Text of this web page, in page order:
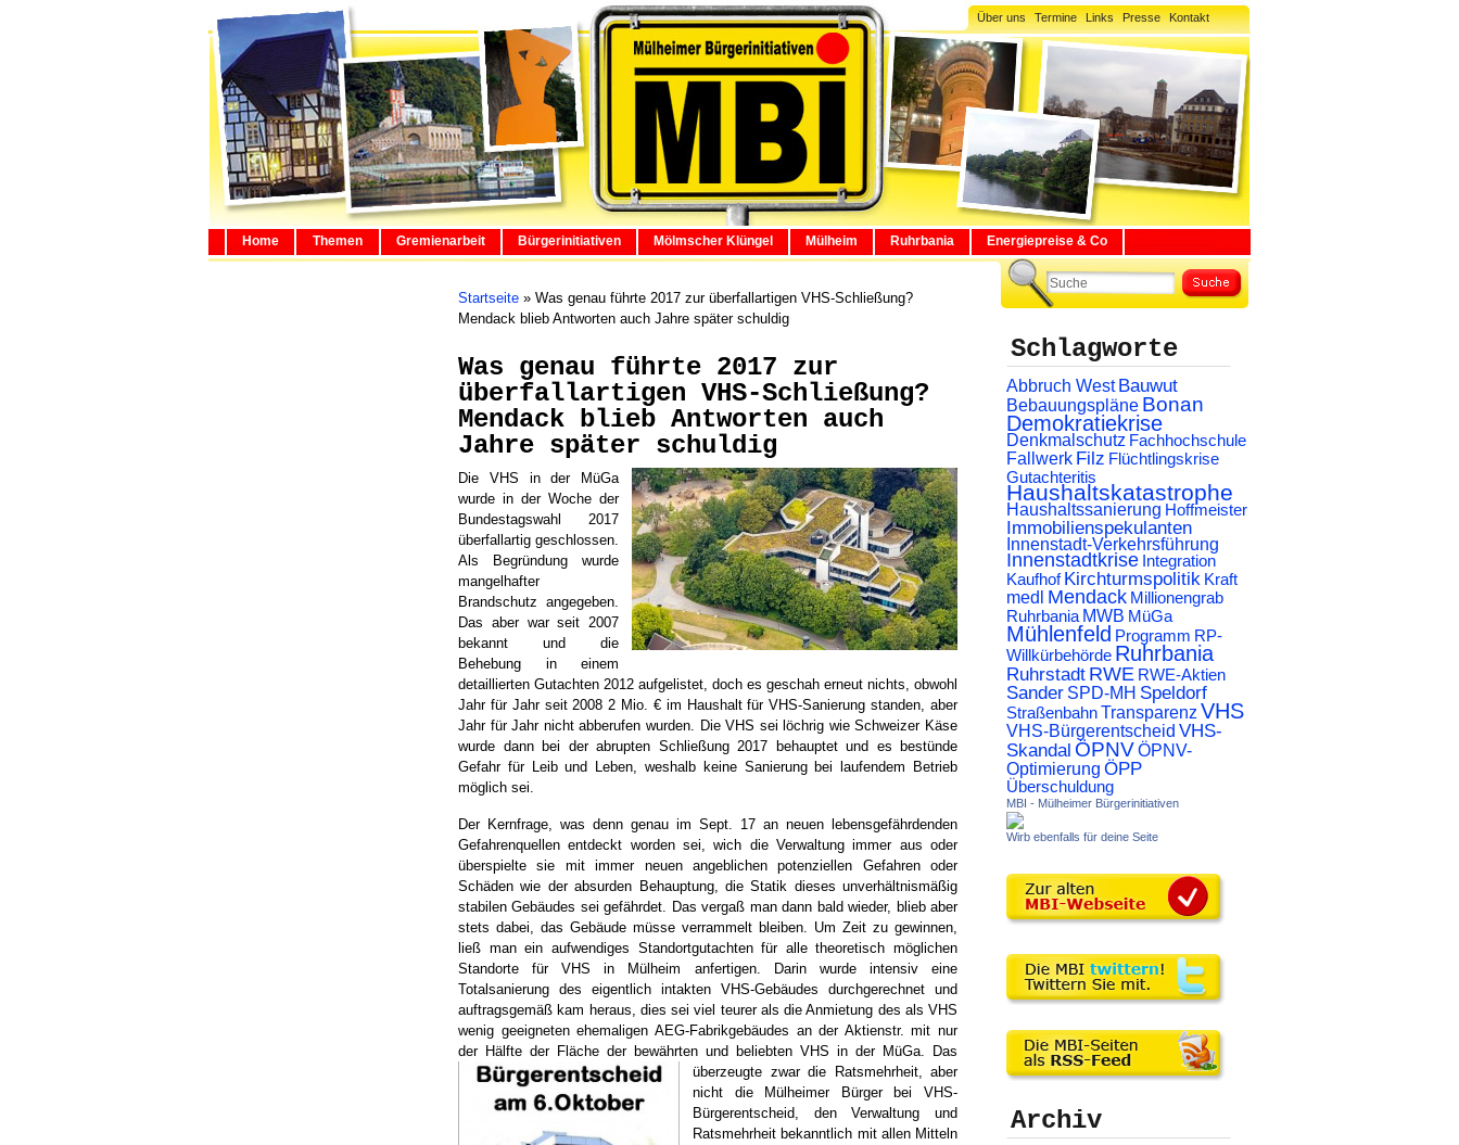
Über uns Termine Links Presse Kontakt
Home Themen Gremienarbeit Bürgerinitiativen Mölmscher Klüngel Mülheim Ruhrbania Energiepreise & Co
Startseite » Was genau führte 2017 zur überfallartigen VHS-Schließung?
Mendack blieb Antworten auch Jahre später schuldig
Was genau führte 2017 zur
überfallartigen VHS-Schließung?
Mendack blieb Antworten auch
Jahre später schuldig
Die VHS in der MüGa
wurde in der Woche der
Bundestagswahl 2017
überfallartig geschlossen.
Als Begründung wurde
mangelhafter
Brandschutz angegeben.
Das aber war seit 2007
bekannt und die
Behebung in einem
detaillierten Gutachten 2012 aufgelistet, doch es geschah erneut nichts, obwohl
Jahr für Jahr seit 2008 2 Mio. € im Haushalt für VHS-Sanierung standen, aber
Jahr für Jahr nicht abberufen wurden. Die VHS sei löchrig wie Schweizer Käse
wurde dann bei der abrupten Schließung 2017 behauptet und es bestünde
Gefahr für Leib und Leben, weshalb keine Sanierung bei laufendem Betrieb
möglich sei.
Der Kernfrage, was denn genau im Sept. 17 an neuen lebensgefährdenden
Gefahrenquellen entdeckt worden sei, wich die Verwaltung immer aus oder
überspielte sie mit immer neuen angeblichen potenziellen Gefahren oder
Schäden wie der absurden Behauptung, die Statik dieses unverhältnismäßig
stabilen Gebäudes sei gefährdet. Das vergaß man dann bald wieder, blieb aber
stets dabei, das Gebäude müsse verrammelt bleiben. Um Zeit zu gewinnen,
ließ man ein aufwendiges Standortgutachten für alle theoretisch möglichen
Standorte für VHS in Mülheim anfertigen. Darin wurde intensiv eine
Totalsanierung des eigentlich intakten VHS-Gebäudes durchgerechnet und
auftragsgemäß kam heraus, dies sei viel teurer als die Anmietung des als VHS
wenig geeigneten ehemaligen AEG-Fabrikgebäudes an der Aktienstr. mit nur
der Hälfte der Fläche der bewährten und beliebten VHS in der MüGa. Das
überzeugte zwar die Ratsmehrheit, aber
nicht die Mülheimer Bürger bei VHS-
Bürgerentscheid, den Verwaltung und
Ratsmehrheit bekanntlich mit allen Mitteln
Schlagworte
Abbruch West Bauwut
Bebauungspläne Bonan
Demokratiekrise
Denkmalschutz Fachhochschule
Fallwerk Filz Flüchtlingskrise
Gutachteritis
Haushaltskatastrophe
Haushaltssanierung Hoffmeister
Immobilienspekulanten
Innenstadt-Verkehrsführung
Innenstadtkrise Integration
Kaufhof Kirchturmspolitik Kraft
medl Mendack Millionengrab
Ruhrbania MWB MüGa
Mühlenfeld Programm RP-
Willkürbehörde Ruhrbania
Ruhrstadt RWE RWE-Aktien
Sander SPD-MH Speldorf
StraßenbahnTransparenz VHS
VHS-Bürgerentscheid VHS-
Skandal ÖPNVÖPNV-
Optimierung ÖPP
Überschuldung
MBI - Mülheimer Bürgerinitiativen
Wirb ebenfalls für deine Seite
Archiv